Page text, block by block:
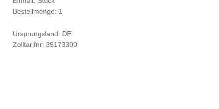
Bestellmenge: 1
Ursprungsland: DE
Zolltarifnr: 39173300